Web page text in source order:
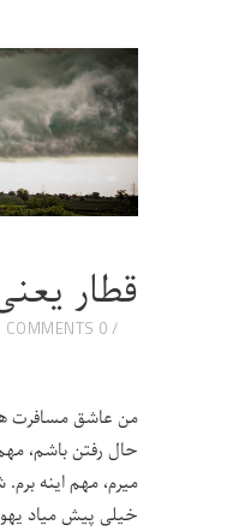
قطار
0 COMMENTS
من عاشق مسافرت
حال رفتن باشم،
میرم، مهم اینه
خیلی پیش میاد